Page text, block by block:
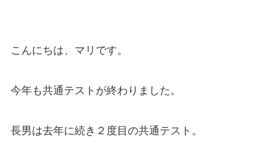
こんにちは、マリです。
今年も共通テストが終わりました。
長男は去年に続き２度目の共通テスト。